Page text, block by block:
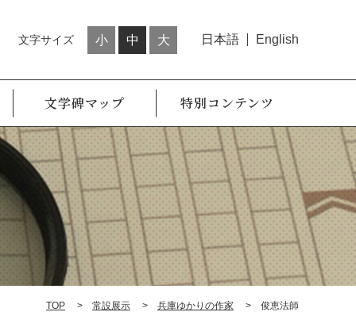
文字サイズ 小 中 大 日本語 English
文学碑マップ 特別コンテンツ
TOP 常設展示 兵庫ゆかりの作家 俊恵法師